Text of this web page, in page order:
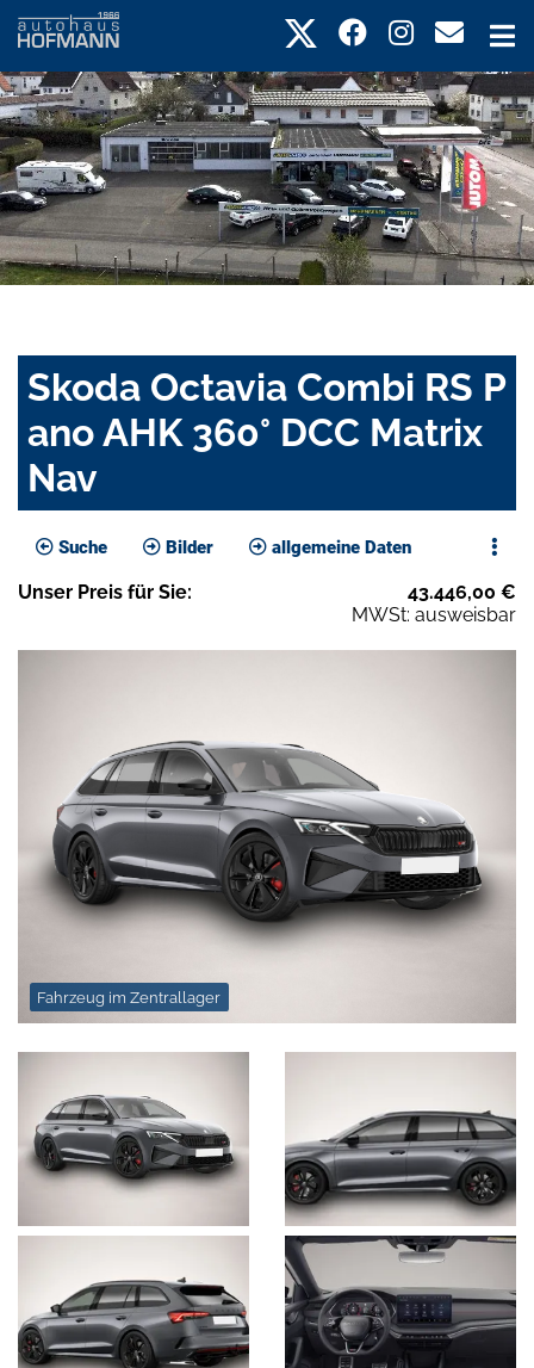
Skoda Octavia Combi RS P
ano AHK 360° DCC Matrix
Nav
Suche Bilder allgemeine Daten
Unser Preis für Sie: 43.446,00 €
MWSt: ausweisbar
Fahrzeug im Zentrallager